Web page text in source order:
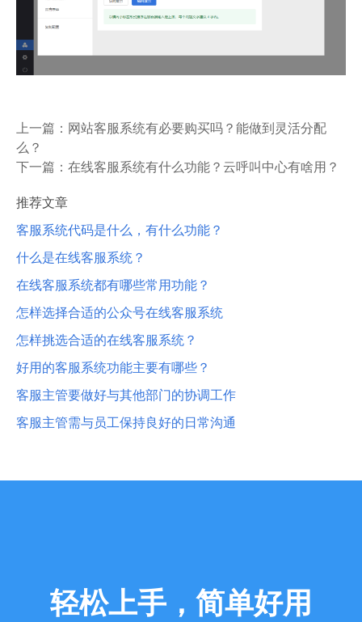
上一篇： 网站客服系统有必要购买吗？能做到灵活分配
么？
下一篇： 在线客服系统有什么功能？云呼叫中心有啥用？
推荐文章
客服系统代码是什么，有什么功能？
什么是在线客服系统？
在线客服系统都有哪些常用功能？
怎样选择合适的公众号在线客服系统
怎样挑选合适的在线客服系统？
好用的客服系统功能主要有哪些？
客服主管要做好与其他部门的协调工作
客服主管需与员工保持良好的日常沟通
轻松上手，简单好用